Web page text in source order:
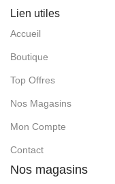
Lien utiles
Accueil
Boutique
Top Offres
Nos Magasins
Mon Compte
Contact
Nos magasins